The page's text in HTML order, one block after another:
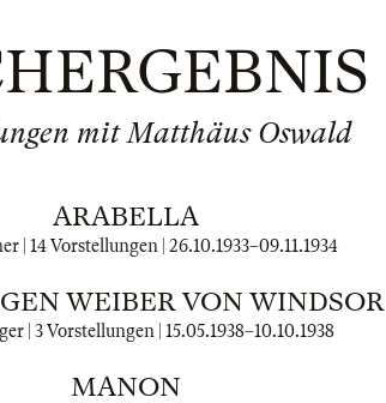
mit Matthäus Oswald
ARABELLA
| 14 Vorstellungen | 26.10.1933–09.11.1934
WEIBER VON WINDSOR
| 3 Vorstellungen | 15.05.1938–10.10.1938
MANON